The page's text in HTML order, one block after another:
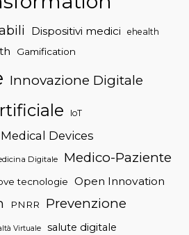
Dispositivi medici ehealth
Gamification
Innovazione Digitale
IoT
Medical Devices
Digitale
Medico-Paziente
tecnologie Open Innovation
PNRR
Prevenzione
Virtuale salute digitale